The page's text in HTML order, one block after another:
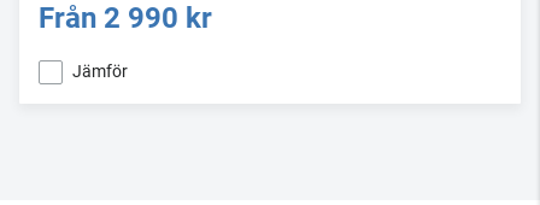
Från 2 990 kr
Jämför